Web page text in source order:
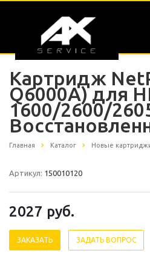
Картридж
Q6000A) для
1600/2600/
Главная Каталог Новые
Артикул: 150010120
2027 руб.
ЗАКАЗАТЬ ЗАДАТЬ ВОПРОС